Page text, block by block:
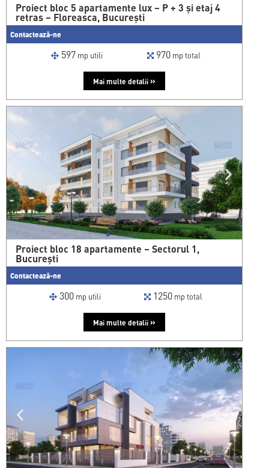
Proiect bloc 5 apartamente lux – P + 3 și etaj 4
retras – Floreasca, București
Contactează-ne
597 mp utili 970 mp total
Mai multe detalii »
Proiect bloc 18 apartamente – Sectorul 1,
București
Contactează-ne
300 mp utili 1250mp total
Mai multe detalii »